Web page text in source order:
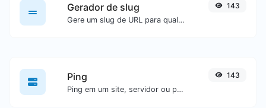
Gerador de slug
Gere um slug de URL para qualquer entrada de texto.
143
Ping
Ping em um site, servidor ou porta.
143